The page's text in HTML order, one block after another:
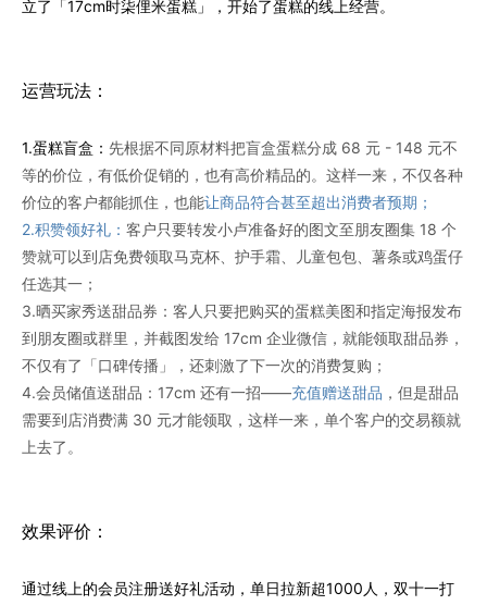
立了「17cm时柒俚米蛋糕」，开始了蛋糕的线上经营。
运营玩法：
1.蛋糕盲盒： 先根据不同原材料把盲盒蛋糕分成 68 元 - 148 元不
等的价位，有低价促销的，也有高价精品的。这样一来，不仅各种
价位的客户都能抓住，也能让商品符合甚至超出消费者预期；
2.积赞领好礼： 客户只要转发小卢准备好的图文至朋友圈集 18 个
赞就可以到店免费领取马克杯、护手霜、儿童包包、薯条或鸡蛋仔
任选其一；
3.晒买家秀送甜品券：客人只要把购买的蛋糕美图和指定海报发布
到朋友圈或群里，并截图发给 17cm 企业微信，就能领取甜品券，
不仅有了「口碑传播」，还刺激了下一次的消费复购；
4.会员储值送甜品：17cm 还有一招——充值赠送甜品 ，但是甜品
需要到店消费满 30 元才能领取，这样一来，单个客户的交易额就
上去了。
效果评价：
通过线上的会员注册送好礼活动，单日拉新超1000人，双十一打